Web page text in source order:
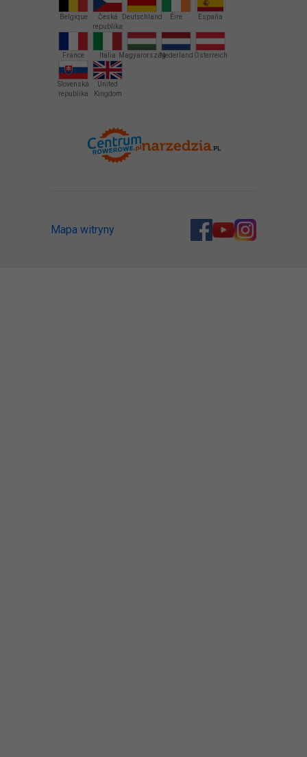
Belgique
Česká
republika
Deutschland Éire España
France Italia MagyarországNederland Österreich
Slovenská
republika
United
Kingdom
Mapa witryny